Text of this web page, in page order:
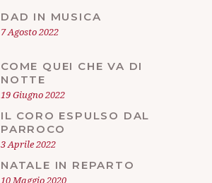
DAD IN MUSICA
7 Agosto 2022
COME QUEI CHE VA DI
NOTTE
19 Giugno 2022
IL CORO ESPULSO DAL
PARROCO
3 Aprile 2022
NATALE IN REPARTO
10 Maggio 2020